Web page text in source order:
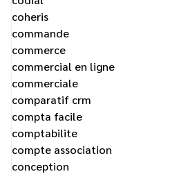
coheris
commande
commerce
commercial en ligne
commerciale
comparatif crm
compta facile
comptabilite
compte association
conception